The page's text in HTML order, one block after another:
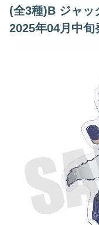
(全3種)B ジャッ
2025年04月中旬